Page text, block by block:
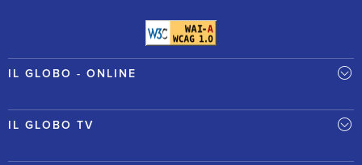
IL GLOBO - ONLINE
IL GLOBO TV